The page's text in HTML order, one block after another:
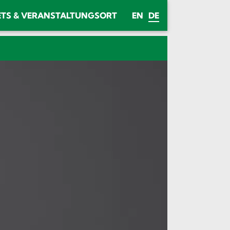
& VERANSTALTUNGSORT EN DE